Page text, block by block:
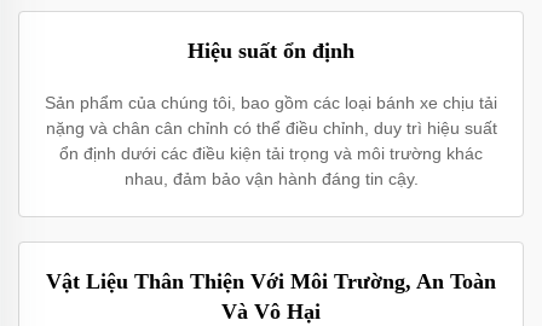
Hiệu suất ổn định
Sản phẩm của chúng tôi, bao gồm các loại bánh xe chịu tải
nặng và chân cân chỉnh có thể điều chỉnh, duy trì hiệu suất
ổn định dưới các điều kiện tải trọng và môi trường khác
nhau, đảm bảo vận hành đáng tin cậy.
Vật Liệu Thân Thiện Với Môi Trường, An Toàn
Và Vô Hại